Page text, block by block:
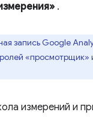
.
запись Google
«просмотрщик»
измерений и